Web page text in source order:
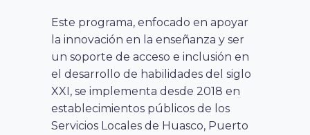
Este programa, enfocado en apoyar
la innovación en la enseñanza y ser
un soporte de acceso e inclusión en
el desarrollo de habilidades del siglo
XXI, se implementa desde 2018 en
establecimientos públicos de los
Servicios Locales de Huasco, Puerto